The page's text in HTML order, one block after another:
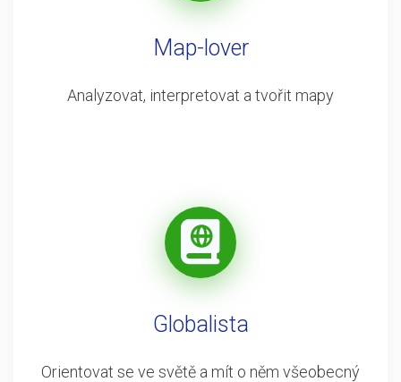
Map-lover
Analyzovat, interpretovat a tvořit mapy
Globalista
Orientovat se ve světě a mít o něm všeobecný